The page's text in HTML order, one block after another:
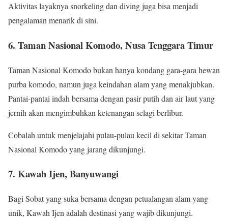
Aktivitas layaknya snorkeling dan diving juga bisa menjadi
pengalaman menarik di sini.
6. Taman Nasional Komodo, Nusa Tenggara Timur
Taman Nasional Komodo bukan hanya kondang gara-gara hewan
purba komodo, namun juga keindahan alam yang menakjubkan.
Pantai-pantai indah bersama dengan pasir putih dan air laut yang
jernih akan mengimbuhkan ketenangan selagi berlibur.
Cobalah untuk menjelajahi pulau-pulau kecil di sekitar Taman
Nasional Komodo yang jarang dikunjungi.
7. Kawah Ijen, Banyuwangi
Bagi Sobat yang suka bersama dengan petualangan alam yang
unik, Kawah Ijen adalah destinasi yang wajib dikunjungi.